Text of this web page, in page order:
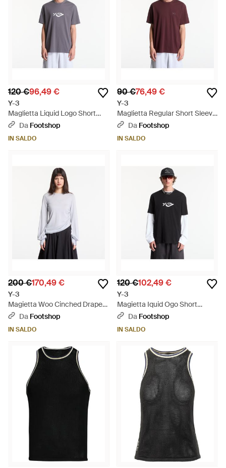
120 €96,49 €
Y-3
Maglietta Liquid Logo Short
Sleeve T-Shirt - Grigio
Da Footshop
IN SALDO
90 €76,49 €
Y-3
Maglietta Regular Short Sleeve
T-Shirt - Rosso
Da Footshop
IN SALDO
200 €170,49 €
Y-3
Magietta Woo Cinched Drape
Ong Seeve Ong-Seeve Top Gh
Da Footshop
IN SALDO
120 €102,49 €
Y-3
Magietta Iquid Ogo Short
Seeve T-Shirt Back - Nero
Da Footshop
IN SALDO